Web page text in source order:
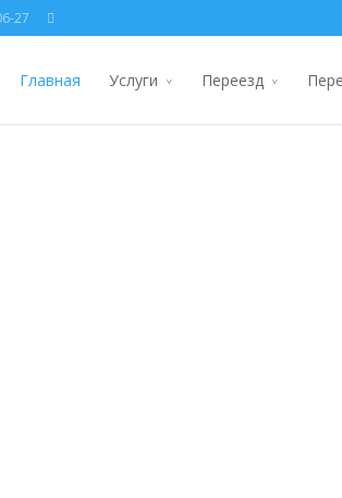
27
Главная Услуги Переезд